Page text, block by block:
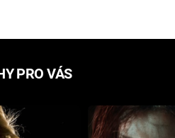
PRO VÁS